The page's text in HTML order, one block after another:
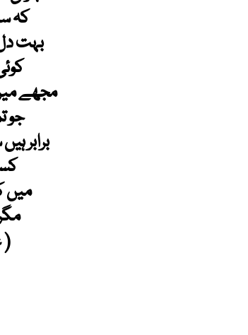
کہ
بہت
مجھے
جو
برابر
میں
(